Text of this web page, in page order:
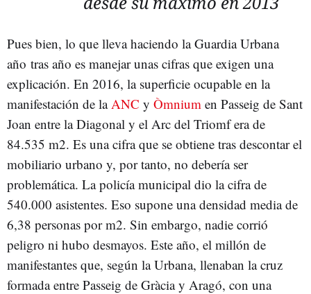
Pues bien, lo que lleva haciendo la Guardia Urbana
año tras año es manejar unas cifras que exigen una
explicación. En 2016, la superficie ocupable en la
manifestación de laANC y Òmnium en Passeig de Sant
Joan entre la Diagonal y el Arc del Triomf era de
84.535 m2. Es una cifra que se obtiene tras descontar el
mobiliario urbano y, por tanto, no debería ser
problemática. La policía municipal dio la cifra de
540.000 asistentes. Eso supone una densidad media de
6,38 personas por m2. Sin embargo, nadie corrió
peligro ni hubo desmayos. Este año, el millón de
manifestantes que, según la Urbana, llenaban la cruz
formada entre Passeig de Gràcia y Aragó, con una